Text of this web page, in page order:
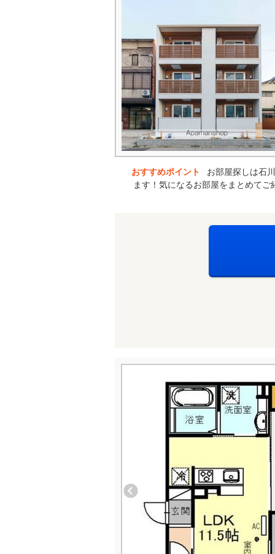
おすすめポイント
お部屋探しは石
ます！気になるお部屋をまとめて